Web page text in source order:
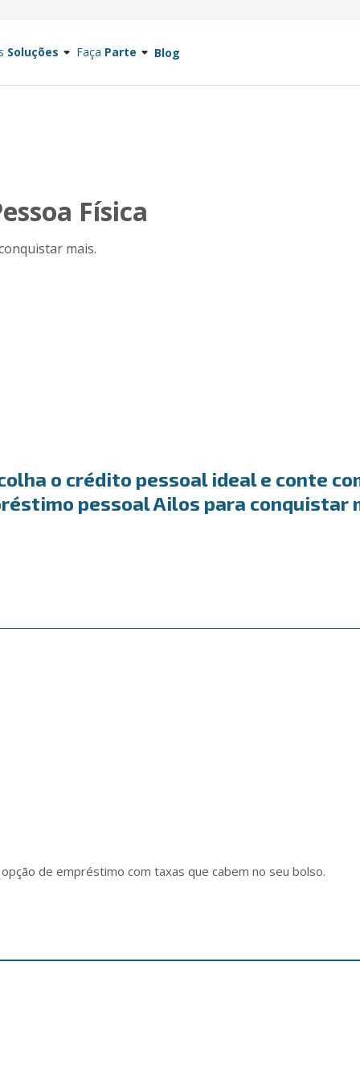
Soluções Faça Parte Blog
Física
mais.
o crédito pessoal ideal e conte
pessoal Ailos para conquistar
de empréstimo com taxas que cabem no seu bolso.